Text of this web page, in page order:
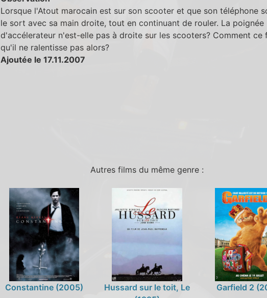
Lorsque l'Atout marocain est sur son scooter et que son téléphone
le sort avec sa main droite, tout en continuant de rouler. La poignée
d'accélerateur n'est-elle pas à droite sur les scooters? Comment ce
qu'il ne ralentisse pas alors?
Ajoutée le 17.11.2007
Autres films du même genre :
Constantine (2005)
Hussard sur le toit, Le
Garfield 2